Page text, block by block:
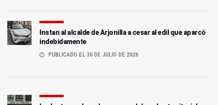
Instan al alcalde de Arjonilla a cesar al edil que aparcó
indebidamente
PUBLICADO EL 30 DE JULIO DE 2026